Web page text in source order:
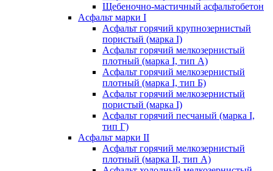
Щебеночно-мастичный асфальтобетон
Асфальт марки I
Асфальт горячий крупнозернистый
пористый (марка I)
Асфальт горячий мелкозернистый
плотный (марка I, тип А)
Асфальт горячий мелкозернистый
плотный (марка I, тип Б)
Асфальт горячий мелкозернистый
пористый (марка I)
Асфальт горячий песчаный (марка I,
тип Г)
Асфальт марки II
Асфальт горячий мелкозернистый
плотный (марка II, тип А)